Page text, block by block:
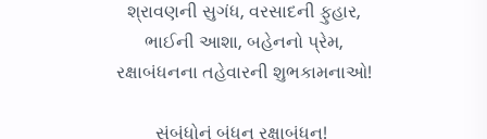
શ્રાવણની સુગંધ, વરસાદની ફુહાર,
ભાઈની આશા, બહેનનો પ્રેમ,
રક્ષાબંધનના તહેવારની શુભકામનાઓ!
સંબંધોનું બંધન રક્ષાબંધન!